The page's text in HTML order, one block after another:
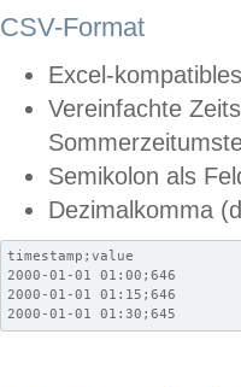
CSV-Format
Excel-
Vereinfachte
Semikolon als
Dezimalkomma
timestamp;value
2000-01-01 01:00;646
2000-01-01 01:15;646
2000-01-01 01:30;645